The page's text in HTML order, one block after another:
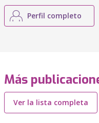
Perfil completo
Más
Ver la lista completa